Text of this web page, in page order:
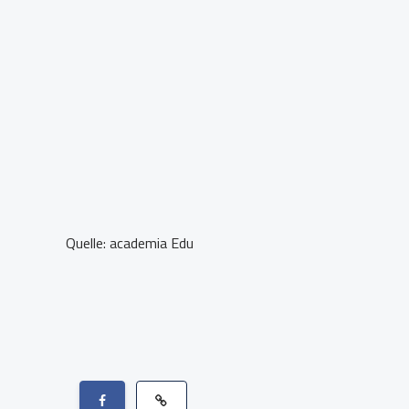
Quelle: academia Edu